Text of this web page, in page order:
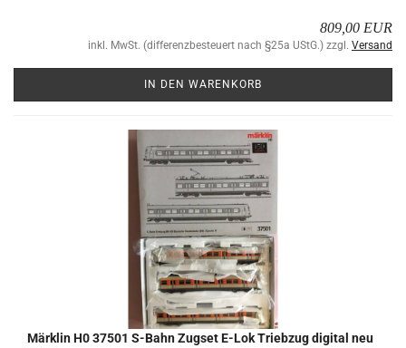
809,00 EUR
inkl. MwSt. (differenzbesteuert nach §25a UStG.) zzgl. Versand
IN DEN WARENKORB
Märk­lin H0 37501 S-​Bahn Zugs­et E-Lok Trieb­zug di­gi­tal neu